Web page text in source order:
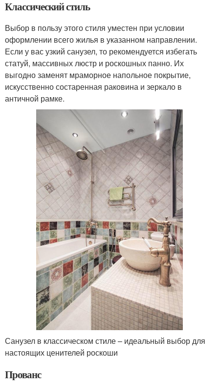
Классический стиль
Выбор в пользу этого стиля уместен при условии
оформлении всего жилья в указанном направлении.
Если у вас узкий санузел, то рекомендуется избегать
статуй, массивных люстр и роскошных панно. Их
выгодно заменят мраморное напольное покрытие,
искусственно состаренная раковина и зеркало в
античной рамке.
Санузел в классическом стиле – идеальный выбор для
настоящих ценителей роскоши
Прованс